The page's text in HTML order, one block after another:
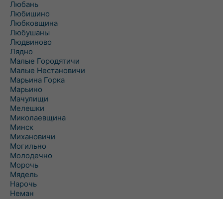
Любань
Любишино
Любковщина
Любушаны
Людвиново
Лядно
Малые Городятичи
Малые Нестановичи
Марьина Горка
Марьино
Мачулищи
Мелешки
Миколаевщина
Минск
Михановичи
Могильно
Молодечно
Морочь
Мядель
Нарочь
Неман